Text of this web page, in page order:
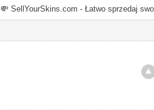
💸 SellYourSkins.com - Łatwo sprzedaj